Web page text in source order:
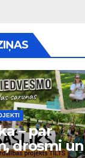
– par
drosmi un